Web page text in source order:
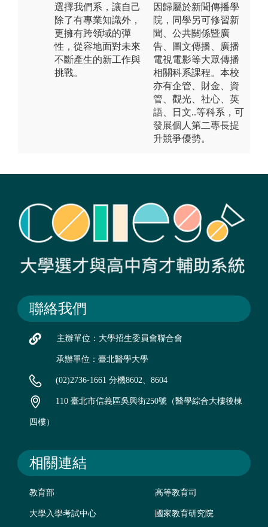
選擇我們系，讓自己
除了有專業知識外，
更擁有跨領域的彈
性，從容地面對未來
不斷產生的新工作與
挑戰。
因歸屬於新聞傳播學
院，同學另可修習新
聞、公共關係暨廣
告、圖文傳播、廣播
電視電影等大眾傳播
相關科系課程。本校
亦有企管、財金、資
管、觀光、社心、英
語、日文..等科系，可
發展個人第二專長提
升競爭優勢。
聯絡我們
主辦單位：大學招生委員會聯合會
承辦單位：臺北醫學大學
(02)2736-1661 分機8602、8604
110 臺北市信義區吳興街250號（醫學綜合大樓後棟
四樓）
相關連結
教育部 高等教育司
大學入學考試中心 國家教育研究院